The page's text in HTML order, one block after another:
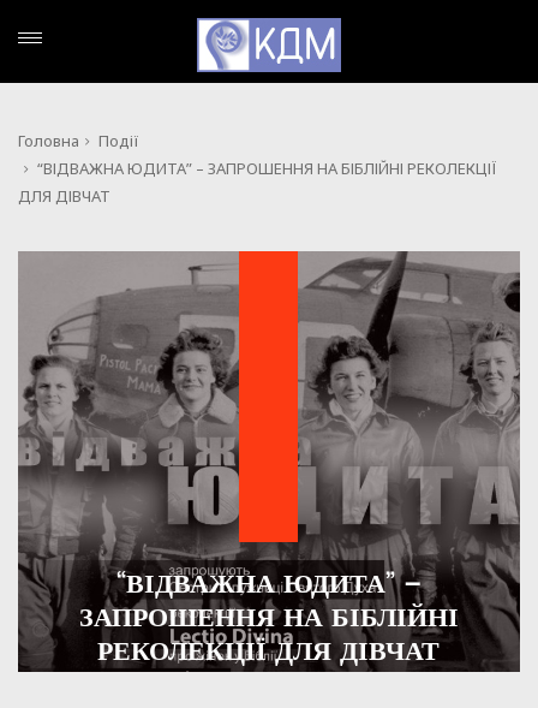
Головна
Події
“ВІДВАЖНА ЮДИТА” – ЗАПРОШЕННЯ НА БІБЛІЙНІ РЕКОЛЕКЦІЇ
ДЛЯ ДІВЧАТ
“ВІДВАЖНА ЮДИТА” –
ЗАПРОШЕННЯ НА БІБЛІЙНІ
РЕКОЛЕКЦІЇ ДЛЯ ДІВЧАТ